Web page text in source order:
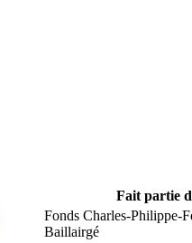
Fait partie
Fonds Charles-Philippe-
Baillairgé